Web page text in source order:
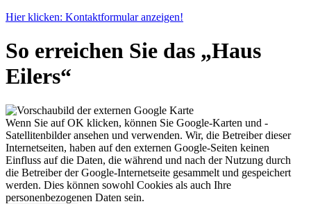
Hier klicken: Kontaktformular anzeigen!
So erreichen Sie das „Haus
Eilers“
Wenn Sie auf OK klicken, können Sie Google-Karten und -
Satellitenbilder ansehen und verwenden. Wir, die Betreiber dieser
Internetseiten, haben auf den externen Google-Seiten keinen
Einfluss auf die Daten, die während und nach der Nutzung durch
die Betreiber der Google-Internetseite gesammelt und gespeichert
werden. Dies können sowohl Cookies als auch Ihre
personenbezogenen Daten sein.